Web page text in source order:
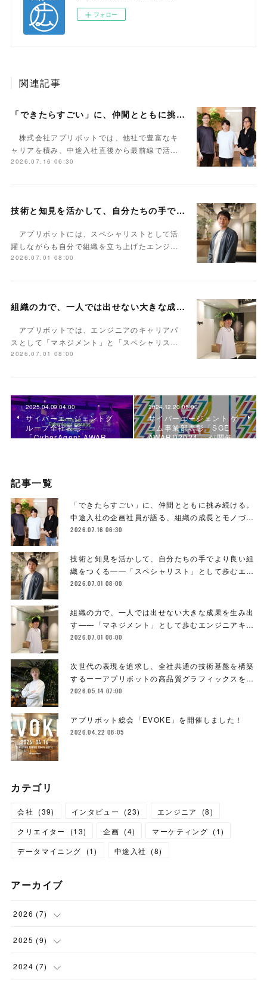
フォロー
関連記事
「できたらすごい」に、仲間とともに挑み続ける。中途入社の企画社員が語る、組織の成長とモノづくりへの向き合い方
株式会社アプリボットでは、他社で豊富なキ
ャリアを積み、中途入社直後から最前線で活…
2026.07.16 06:30
技術と知見を活かして、自分たちの手でより良い組織をつくる――「スペシャリスト」として歩むエンジニアキャリア事例
アプリボットには、スペシャリストとして活
躍しながらも自分で組織を立ち上げたエンジ…
2026.07.01 08:00
組織の力で、一人では出せない大きな成果を生み出す――「マネジメント」として歩むエンジニアキャリア事例
アプリボットでは、エンジニアのキャリアパ
スとして「マネジメント」と「スペシャリス…
2026.07.01 08:00
2025.04.09 04:00
サイバーエージェントグ
ループ全社表彰
「CyberAgent AWAR…
2024.12.20 05:00
サイバーエージェント ゲ
ーム事業部表彰「SGE
AWARD2024」 が開催…
記事一覧
「できたらすごい」に、仲間とともに挑み続ける。
中途入社の企画社員が語る、組織の成長とモノづ…
2026.07.16 06:30
技術と知見を活かして、自分たちの手でより良い組
織をつくる――「スペシャリスト」として歩むエ…
2026.07.01 08:00
組織の力で、一人では出せない大きな成果を生み出
す――「マネジメント」として歩むエンジニアキ…
2026.07.01 08:00
次世代の表現を追求し、全社共通の技術基盤を構築
するーーアプリボットの高品質グラフィックスを…
2026.05.14 07:00
アプリボット総会「EVOKE」を開催しました！
2026.04.22 08:05
カテゴリ
会社 (39) インタビュー (23) エンジニア (8)
クリエイター
(13) 企画 (4) マーケティング (1)
データマイニング
(1) 中途入社 (8)
アーカイブ
2026 (7)
(3
(1
2025 (9)
(1
2024 (7)